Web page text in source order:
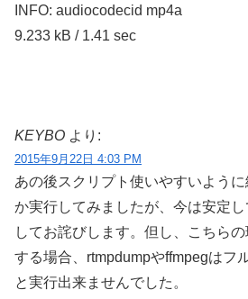
INFO: audiocodecid mp4a
9.233 kB / 1.41 sec
KEYBO より:
2015年9月22日 4:03 PM
あの後スクリプト使いやすいように
か実行してみましたが、今は安定
してお詫びします。但し、こちら
する場合、rtmpdumpやffmpegはフ
と実行出来ませんでした。